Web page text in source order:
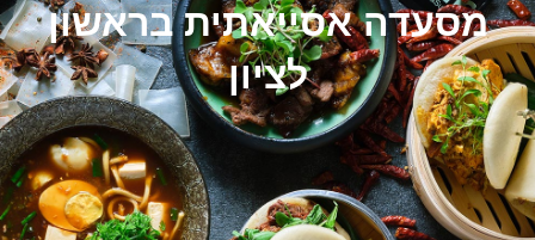
מסעדה אסייאתית בראשון
לציון